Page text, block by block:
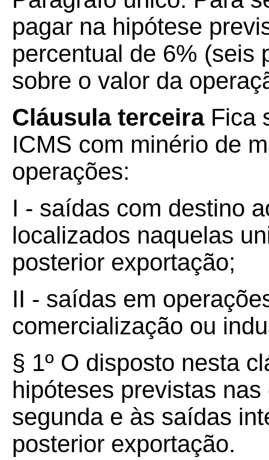
pagar na hipótese
percentual de 6% (seis
sobre o valor da
Cláusula terceira Fica
ICMS com minério de
operações:
I - saídas com destino
localizados naquelas
posterior exportação;
II - saídas em
comercialização ou
§ 1º O disposto nesta
hipóteses previstas
segunda e às saídas
posterior exportação.